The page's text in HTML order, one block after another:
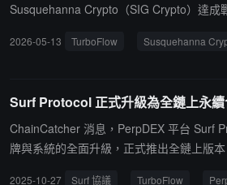
Susquehanna Crypto（SIG Crypto）達成
持，並引入專業定價與風險管理經驗。據悉
持，TurboFlow 正在將其預測市場定價機
（隨實時流動性和波動率調整）迭代，並計
拓展至原油、黃金等傳統資產。未來，
2026-05-13 TurboFlow Susquehanna
Surf Protocol 正式升級為全鏈上永
ChainCatcher 消息，PerpDEX 平台 Surf
牌與系統的全面升級，正式推出全鏈上版
2025-10-27 Surf 協議 TurboFlow